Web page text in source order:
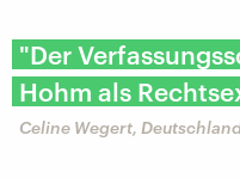
"Der
Hohm als
Celine Wegert,